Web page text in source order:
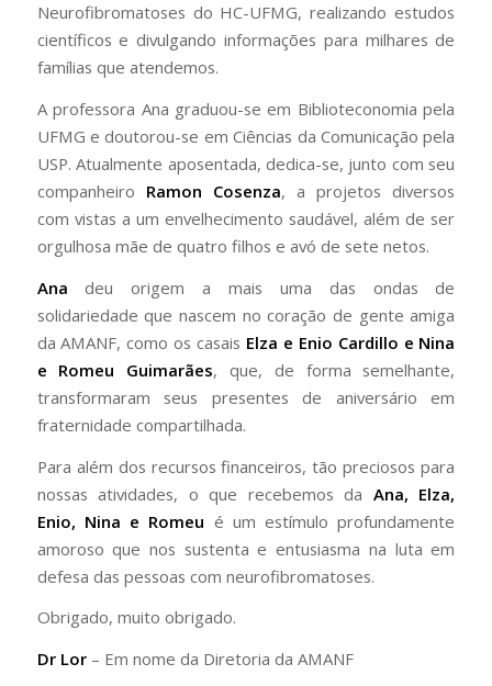
Neurofibromatoses do HC-UFMG, realizando estudos
científicos e divulgando informações para milhares de
famílias que atendemos.
A professora Ana graduou-se em Biblioteconomia pela
UFMG e doutorou-se em Ciências da Comunicação pela
USP. Atualmente aposentada, dedica-se, junto com seu
companheiro Ramon Cosenza, a projetos diversos
com vistas a um envelhecimento saudável, além de ser
orgulhosa mãe de quatro filhos e avó de sete netos.
Ana deu origem a mais uma das ondas de
solidariedade que nascem no coração de gente amiga
da AMANF, como os casais Elza e Enio Cardillo e Nina
e Romeu Guimarães, que, de forma semelhante,
transformaram seus presentes de aniversário em
fraternidade compartilhada.
Para além dos recursos financeiros, tão preciosos para
nossas atividades, o que recebemos da Ana, Elza,
Enio, Nina e Romeu é um estímulo profundamente
amoroso que nos sustenta e entusiasma na luta em
defesa das pessoas com neurofibromatoses.
Obrigado, muito obrigado.
Dr Lor– Em nome da Diretoria da AMANF